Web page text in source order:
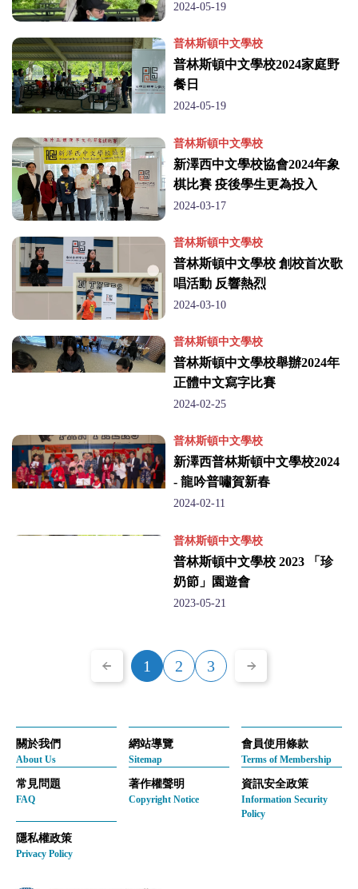
2024-05-19
普林斯頓中文學校
普林斯頓中文學校2024家庭野
餐日
2024-05-19
普林斯頓中文學校
新澤西中文學校協會2024年象
棋比賽 疫後學生更為投入
2024-03-17
普林斯頓中文學校
普林斯頓中文學校 創校首次歌
唱活動 反響熱烈
2024-03-10
普林斯頓中文學校
普林斯頓中文學校舉辦2024年
正體中文寫字比賽
2024-02-25
普林斯頓中文學校
新澤西普林斯頓中文學校2024
- 龍吟普嘯賀新春
2024-02-11
普林斯頓中文學校
普林斯頓中文學校 2023 「珍
奶節」園遊會
2023-05-21
1 2 3
關於我們
About Us
網站導覽
Sitemap
會員使用條款
Terms of Membership
常見問題
FAQ
著作權聲明
Copyright Notice
資訊安全政策
Information Security
Policy
隱私權政策
Privacy Policy